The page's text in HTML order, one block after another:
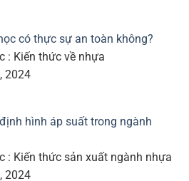
có thực sự an toàn không?
: Kiến thức về nhựa
2024
hình áp suất trong ngành
: Kiến thức sản xuất ngành nhựa
2024